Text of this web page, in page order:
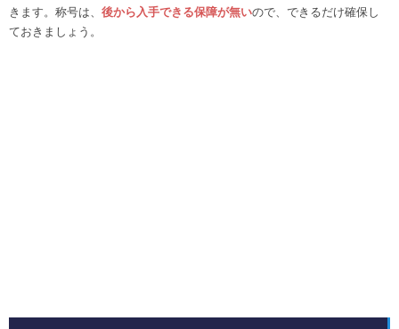
きます。称号は、 後から入手できる保障が無いので、できるだけ確保し
ておきましょう。